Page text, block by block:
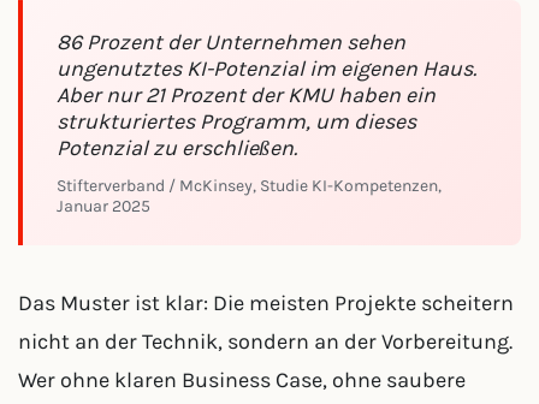
86 Prozent der Unternehmen sehen
ungenutztes KI-Potenzial im eigenen Haus.
Aber nur 21 Prozent der KMU haben ein
strukturiertes Programm, um dieses
Potenzial zu erschließen.
Stifterverband / McKinsey, Studie KI-Kompetenzen,
Januar 2025
Das Muster ist klar: Die meisten Projekte scheitern
nicht an der Technik, sondern an der Vorbereitung.
Wer ohne klaren Business Case, ohne saubere